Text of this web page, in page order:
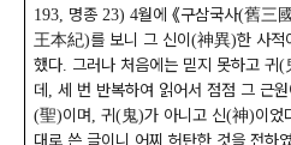
193, 명종 23) 4월에 《구삼국사(舊三
王本紀)를 보니 그 신이 (神異)한 사적
했다. 그러나 처음에는 믿지 못하고 귀 (
데 , 세 번 반복하여 읽어서 점점 그 근원
(聖)이며 , 귀 (鬼)가 아니고 신(神)이었
대로 쓴 글이니 어찌 허탄한 것을 전하